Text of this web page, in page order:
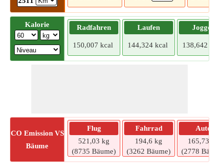
Kalorie Radfahren
150,007 kcal
Laufen
144,324 kcal
Joggen
138,642
CO Emission VS
Bäume
Flug
521,03 kg
(8735 Bäume)
Fahrrad
194,6 kg
(3262 Bäume)
Auto
165,73 kg
(2778